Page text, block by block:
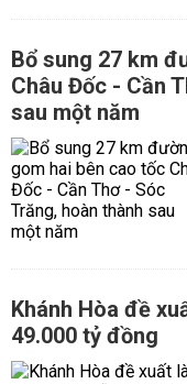
Bổ sung 27 km
Châu Đốc - Cần
sau một năm
Khánh Hòa đề
49.000 tỷ đồng